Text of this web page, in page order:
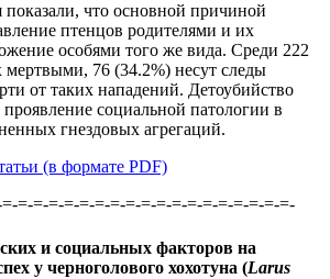
что основной причиной
птенцов родителями и их
особями того же вида. Среди 222
76 (34.2%) несут следы
от таких нападений. Детоубийство
проявление социальной патологии в
гнездовых агрегаций.
(в формате PDF)
=-=-=-=-=-=-=-=-=-=-=-=-=-=-=-=-=-=-
и социальных факторов на
у черноголового хохотуна (Larus